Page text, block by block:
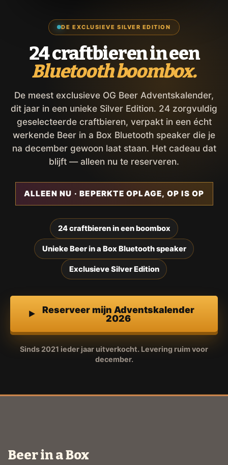
DE EXCLUSIEVE SILVER EDITION
24 craftbieren in een
Bluetooth boombox.
De meest exclusieve OG Beer Adventskalender,
dit jaar in een unieke Silver Edition. 24 zorgvuldig
geselecteerde craftbieren, verpakt in een écht
werkende Beer in a Box Bluetooth speaker die je
na december gewoon laat staan. Het cadeau dat
blijft — alleen nu te reserveren.
ALLEEN NU · BEPERKTE OPLAGE, OP IS OP
24 craftbieren in een boombox
Unieke Beer in a Box Bluetooth speaker
Exclusieve Silver Edition
Reserveer mijn Adventskalender
2026
Sinds 2021 ieder jaar uitverkocht. Levering ruim voor
december.
Beer in a Box